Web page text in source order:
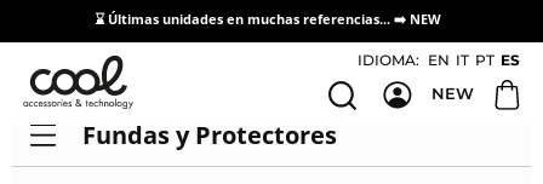
⌛ Últimas unidades en muchas referencias... ➡️ NEW
Acceso / Registro Distribuidores
IDIOMA: EN IT PT ES
NEW
Fundas y Protectores